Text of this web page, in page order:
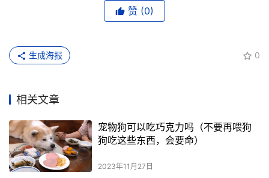
赞 (0)
0
生成海报
相关文章
宠物狗可以吃巧克力吗（不要再喂狗
狗吃这些东西，会要命）
2023年11月27日